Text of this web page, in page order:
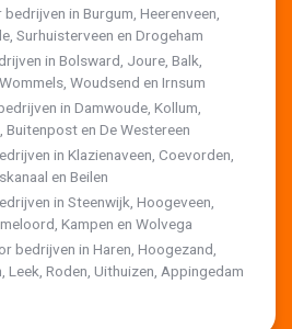
in Burgum, Heerenveen,
Surhuisterveen en Drogeham
in Bolsward, Joure, Balk,
Woudsend en Irnsum
in Damwoude, Kollum,
en De Westereen
in Klazienaveen, Coevorden,
en Beilen
in Steenwijk, Hoogeveen,
Kampen en Wolvega
bedrijven in Haren, Hoogezand,
Leek, Roden, Uithuizen, Appingedam